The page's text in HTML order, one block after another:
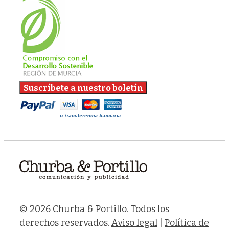
© 2026 Churba & Portillo. Todos los
derechos reservados.Aviso legal
Política de